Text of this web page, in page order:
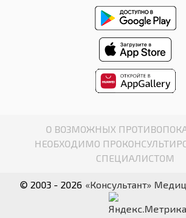
О ВОЗМОЖНЫХ
НЕОБХОДИМО
СПЕЦИАЛИСТОМ
© 2003 - 2026 «Консультант»